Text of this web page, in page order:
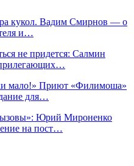
кукол. Вадим Смирнов — о
и…
не придется: Салмин
прилегающих…
мало!» Приют «Филимоша»
для…
Юрий Мироненко
на пост…